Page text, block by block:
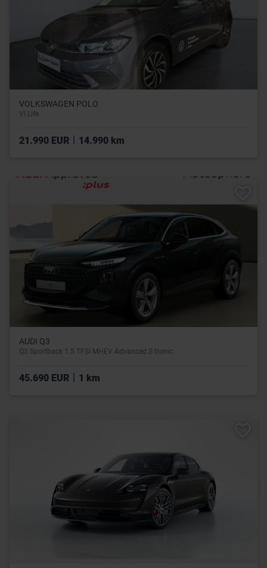
VOLKSWAGEN POLO
VI Life
21.990 EUR 14.990 km
AUDI Q3
Q3 Sportback 1.5 TFSI MHEV Advanced S tronic
45.690 EUR | 1 km